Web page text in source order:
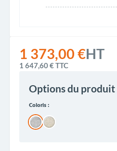
1 373,00 €HT
1 647,60 €TTC
Options du produit
Coloris :